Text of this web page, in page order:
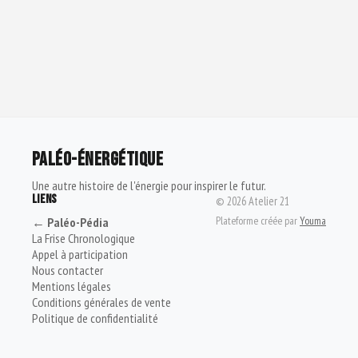
PALÉO-ÉNERGÉTIQUE
Une autre histoire de l'énergie pour inspirer le futur.
LIENS
← Paléo-Pédia
La Frise Chronologique
Appel à participation
Nous contacter
Mentions légales
Conditions générales de vente
Politique de confidentialité
© 2026Atelier 21
Plateforme créée parYouma